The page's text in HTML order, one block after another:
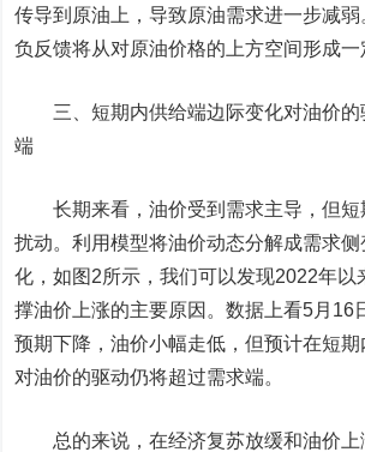
传导到原油上，导致原油需求进一步减
负反馈将从对原油价格的上方空间形成一
三、短期内供给端边际变化对油价
端
长期来看，油价受到需求主导，但
扰动。利用模型将油价动态分解成需求
化，如图2所示，我们可以发现2022年以
撑油价上涨的主要原因。数据上看5月16
预期下降，油价小幅走低，但预计在短
对油价的驱动仍将超过需求端。
总的来说，在经济复苏放缓和油价上